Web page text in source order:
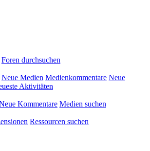
Foren durchsuchen
Neue Medien Medienkommentare Neue
Aktivitäten
Kommentare Medien suchen
Ressourcen suchen